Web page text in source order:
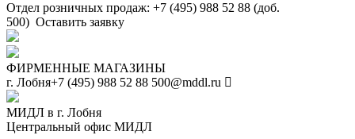
Отдел розничных продаж: +7 (495) 988 52 88 (доб.
500) Оставить заявку
ФИРМЕННЫЕ МАГАЗИНЫ
г. Лобня+7 (495) 988 52 88 500@mddl.ru
МИДЛ в г. Лобня
Центральный офис МИДЛ